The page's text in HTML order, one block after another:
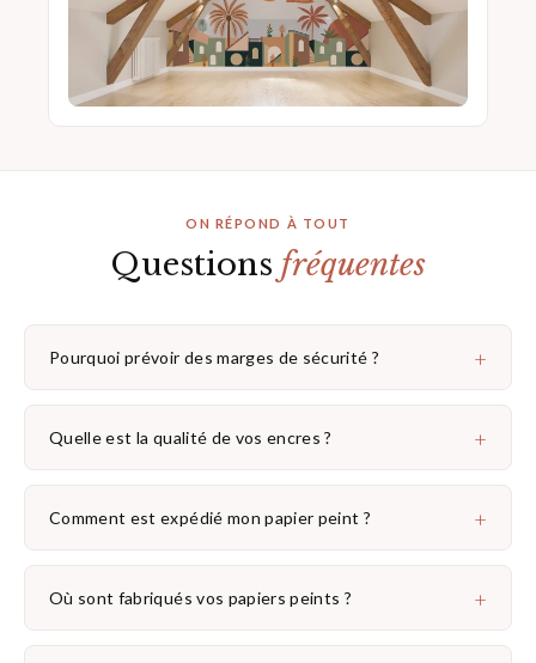
ON RÉPOND À TOUT
Questions fréquentes
Pourquoi prévoir des marges de sécurité ? +
Quelle est la qualité de vos encres ? +
Comment est expédié mon papier peint ? +
Où sont fabriqués vos papiers peints ? +